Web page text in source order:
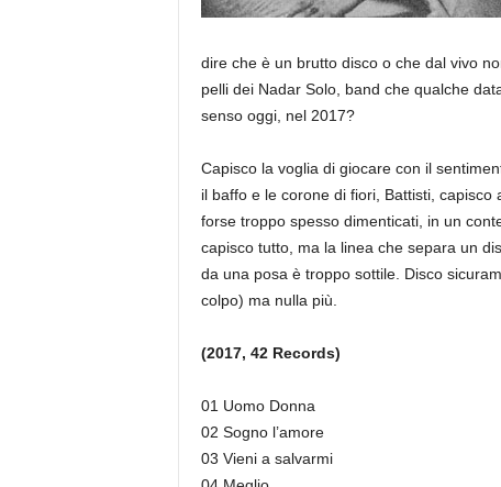
dire che è un brutto disco o che dal vivo
pelli dei Nadar Solo, band che qualche
senso oggi, nel 2017?
Capisco la voglia di giocare con il
il baffo e le corone di fiori, Battisti, capisco
forse troppo spesso dimenticati, in un
capisco tutto, ma la linea che separa un
da una posa è troppo sottile. Disco
colpo) ma nulla più.
(2017, 42 Records)
01 Uomo Donna
02 Sogno l’amore
03 Vieni a salvarmi